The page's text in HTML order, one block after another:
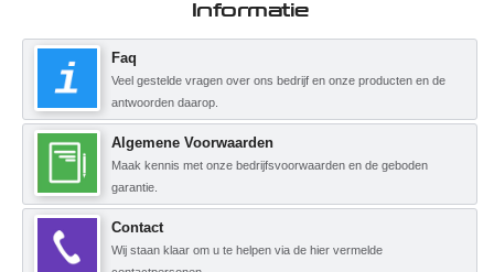
Informatie
Faq
Veel gestelde vragen over ons bedrijf en onze producten en de
antwoorden daarop.
Algemene Voorwaarden
Maak kennis met onze bedrijfsvoorwaarden en de geboden
garantie.
Contact
Wij staan klaar om u te helpen via de hier vermelde